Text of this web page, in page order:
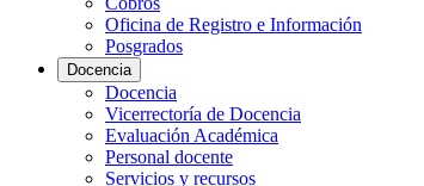
Oficina de Registro e Información
Posgrados
Docencia
Docencia
Vicerrectoría de Docencia
Evaluación Académica
Personal docente
Servicios y recursos